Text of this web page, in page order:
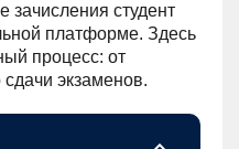
зачисления студент
платформе. Здесь
процесс: от
экзаменов.